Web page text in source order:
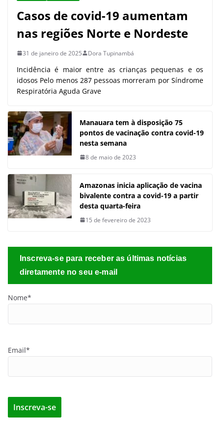
Casos de covid-19 aumentam
nas regiões Norte e Nordeste
31 de janeiro de 2025 Dora Tupinambá
Incidência é maior entre as crianças pequenas e os
idosos Pelo menos 287 pessoas morreram por Síndrome
Respiratória Aguda Grave
Manauara tem à disposição 75
pontos de vacinação contra covid-19
nesta semana
8 de maio de 2023
Amazonas inicia aplicação de vacina
bivalente contra a covid-19 a partir
desta quarta-feira
15 de fevereiro de 2023
Inscreva-se para receber as últimas notícias
diretamente no seu e-mail
Nome*
Email*